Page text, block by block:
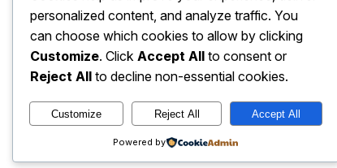
yang menguntungkan. Di tengah
matang agar aset yang dimiliki…
personalized content, and analyze traffic. You
can choose which cookies to allow by clicking
Customize. Click Accept All to consent or
Reject All to decline non-essential cookies.
Customize Reject All Accept All
Powered by